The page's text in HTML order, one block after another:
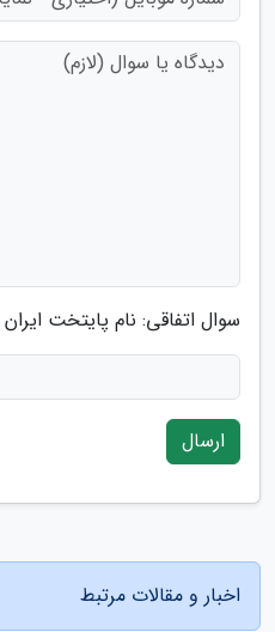
سوال اتفاقی: نام پایتخت
ارسال
اخبار و مقالات مرتبط